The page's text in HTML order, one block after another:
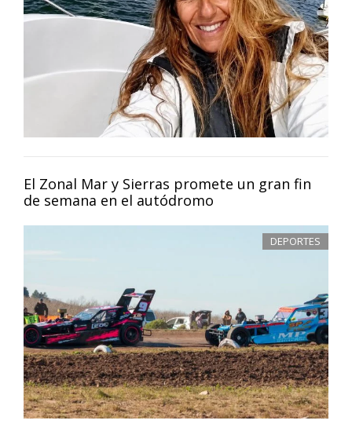
El Zonal Mar y Sierras promete un gran fin
de semana en el autódromo
DEPORTES